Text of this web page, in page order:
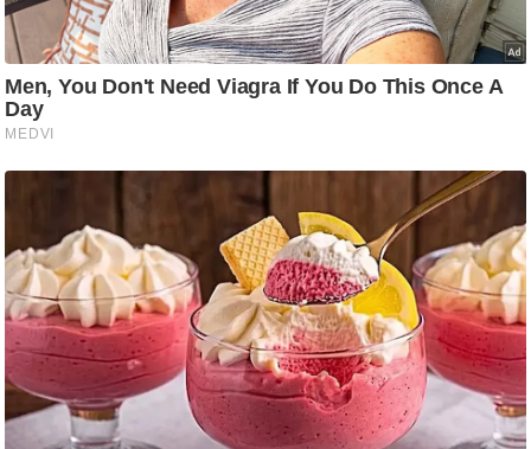
वु
फि
ल्म
स
मी
B
r
e
a
i